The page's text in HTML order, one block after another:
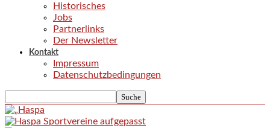
Historisches
Jobs
Partnerlinks
Der Newsletter
Kontakt
Impressum
Datenschutzbedingungen